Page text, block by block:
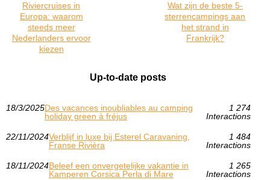
Riviercruises in
Europa: waarom
steeds meer
Nederlanders ervoor
kiezen
Wat zijn de beste 5-
sterrencampings aan
het strand in
Frankrijk?
Up-to-date posts
18/3/2025Des vacances inoubliables au camping
holiday green à fréjus
1 274
Interactions
22/11/2024Verblijf in luxe bij Esterel Caravaning,
Franse Rivièra
1 484
Interactions
18/11/2024Beleef een onvergetelijke vakantie in
Kamperen Corsica Perla di Mare
1 265
Interactions